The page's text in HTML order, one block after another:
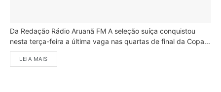
Da Redação Rádio Aruanã FM A seleção suíça conquistou
nesta terça-feira a última vaga nas quartas de final da Copa...
LEIA MAIS